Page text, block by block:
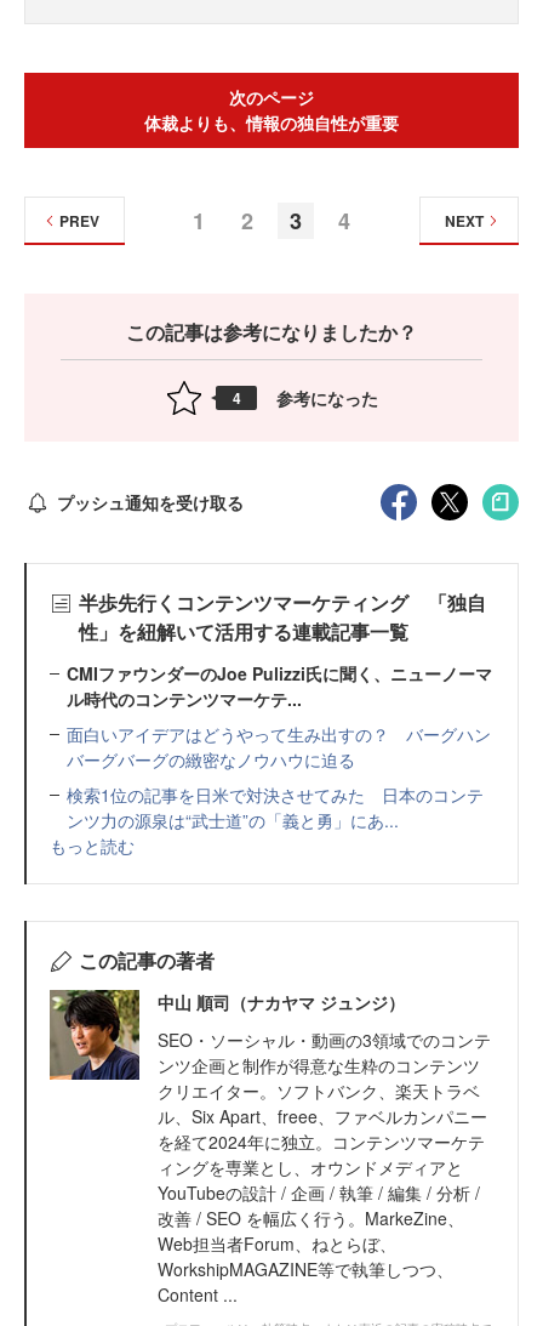
次のページ
体裁よりも、情報の独自性が重要
1 2 3 4
PREV NEXT
この記事は参考になりましたか？
4 参考になった
プッシュ通知を受け取る
半歩先行くコンテンツマーケティング 「独自
性」を紐解いて活用する連載記事一覧
CMIファウンダーのJoe Pulizzi氏に聞く、ニューノーマ
ル時代のコンテンツマーケテ...
面白いアイデアはどうやって生み出すの？ バーグハン
バーグバーグの緻密なノウハウに迫る
検索1位の記事を日米で対決させてみた 日本のコンテ
ンツ力の源泉は“武士道”の「義と勇」にあ...
もっと読む
この記事の著者
中山 順司（ナカヤマ ジュンジ）
SEO・ソーシャル・動画の3領域でのコンテ
ンツ企画と制作が得意な生粋のコンテンツ
クリエイター。ソフトバンク、楽天トラベ
ル、Six Apart、freee、ファベルカンパニー
を経て2024年に独立。コンテンツマーケテ
ィングを専業とし、オウンドメディアと
YouTubeの設計 / 企画 / 執筆 / 編集 / 分析 /
改善 / SEO を幅広く行う。MarkeZine、
Web担当者Forum、ねとらぼ、
WorkshipMAGAZINE等で執筆しつつ、
Content ...